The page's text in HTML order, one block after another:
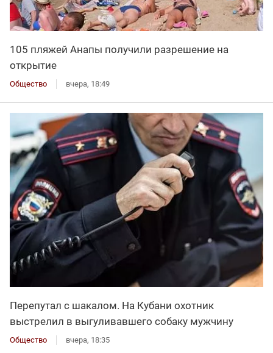
105 пляжей Анапы получили разрешение на
открытие
Общество вчера, 18:49
Перепутал с шакалом. На Кубани охотник
выстрелил в выгуливавшего собаку мужчину
Общество вчера, 18:35